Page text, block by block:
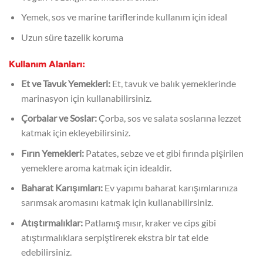
Yemek, sos ve marine tariflerinde kullanım için ideal
Uzun süre tazelik koruma
Kullanım Alanları:
Et ve Tavuk Yemekleri:Et, tavuk ve balık yemeklerinde
marinasyon için kullanabilirsiniz.
Çorbalar ve Soslar:Çorba, sos ve salata soslarına lezzet
katmak için ekleyebilirsiniz.
Fırın Yemekleri:Patates, sebze ve et gibi fırında pişirilen
yemeklere aroma katmak için idealdir.
Baharat Karışımları:Ev yapımı baharat karışımlarınıza
sarımsak aromasını katmak için kullanabilirsiniz.
Atıştırmalıklar:Patlamış mısır, kraker ve cips gibi
atıştırmalıklara serpiştirerek ekstra bir tat elde
edebilirsiniz.